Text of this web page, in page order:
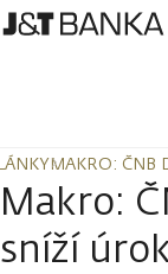
MAKRO: ČNB
MAKRO: ČNB
Makro:
sníží